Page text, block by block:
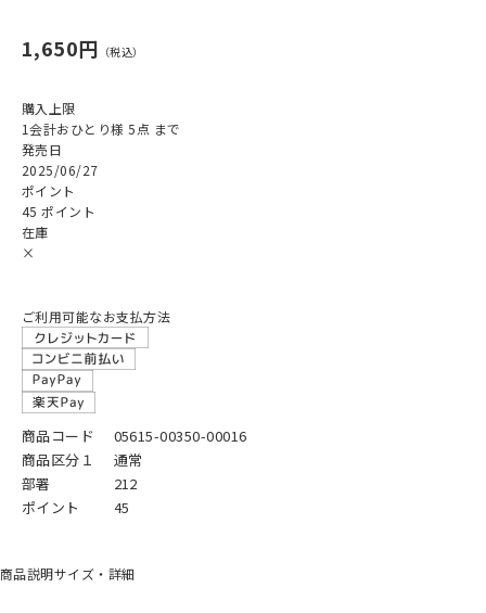
1,650円
購入上限
1会計おひとり様 5点 まで
発売日
2025/06/27
ポイント
45 ポイント
在庫
×
ご利用可能なお支払方法
商品コード
05615-00350-00016
商品区分１
通常
部署
212
ポイント
45
商品説明サイズ・詳細